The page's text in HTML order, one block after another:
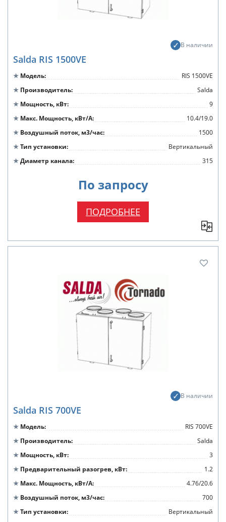
В наличии
Salda RIS 1500VE
Модель
RIS 1500VE
Производитель
Salda
Мощность, кВт
9
Макс. Мощность, кВт/А
10.4/19.0
Воздушный поток, м3/час
1500
Тип установки
Вертикальный
Диаметр канала
315
По запросу
ПОДРОБНЕЕ
В наличии
Salda RIS 700VE
Модель
RIS 700VE
Производитель
Salda
Мощность, кВт
3
Предварительный разогрев, кВт
1.2
Макс. Мощность, кВт/А
4.76/20.6
Воздушный поток, м3/час
700
Тип установки
Вертикальный